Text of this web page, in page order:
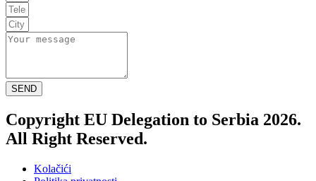
SEND
Copyright EU Delegation to Serbia 2026.
All Right Reserved.
Kolačići